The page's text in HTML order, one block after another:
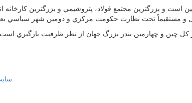
است و بزرگترين مجتمع فولاد، پتروشيمي و بزرگترين
تحت نظارت حكومت مركزي و دومين شهر سياسي بعد از پكن است؛ در
در كل چين و چهارمين بندر بزرگ جهان از نظر ظرفيت بارگيري